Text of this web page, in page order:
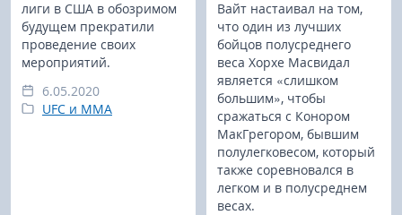
лиги в США в обозримом
будущем прекратили
проведение своих
мероприятий.
6.05.2020
UFC и MMA
Вайт настаивал на том,
что один из лучших
бойцов полусреднего
веса Хорхе Масвидал
является «слишком
большим», чтобы
сражаться с Конором
МакГрегором, бывшим
полулегковесом, который
также соревновался в
легком и в полусреднем
весах.